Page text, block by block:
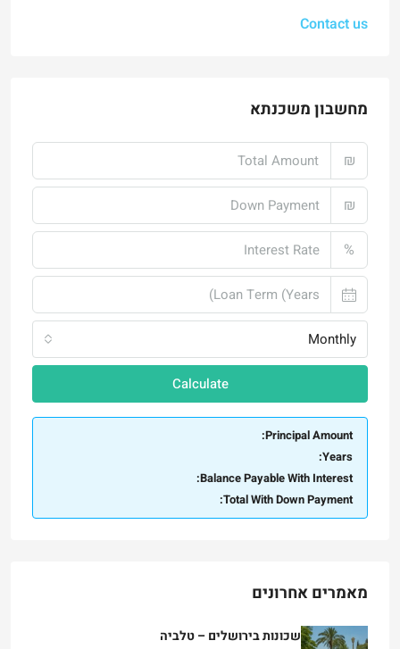
Contact us
מחשבון משכנתא
₪
₪
%
Monthly
Calculate
Principal Amount:
Years:
Balance Payable With Interest:
Total With Down Payment:
מאמרים אחרונים
שכונות בירושלים – טלביה